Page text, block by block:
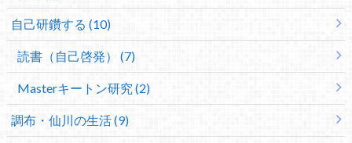
自己研鑽する (10)
読書（自己啓発） (7)
Masterキートン研究 (2)
調布・仙川の生活 (9)